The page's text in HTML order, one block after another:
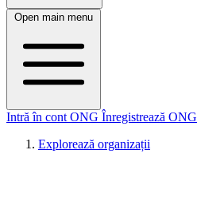
Open main menu
Intră în cont ONG Înregistrează ONG
Explorează organizații